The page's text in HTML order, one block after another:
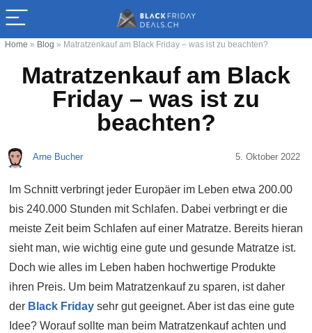
Home » Blog » Matratzenkauf am Black Friday – was ist zu beachten?
Matratzenkauf am Black
Friday – was ist zu
beachten?
Arne Bucher 5. Oktober 2022
Im Schnitt verbringt jeder Europäer im Leben etwa 200.00
bis 240.000 Stunden mit Schlafen. Dabei verbringt er die
meiste Zeit beim Schlafen auf einer Matratze. Bereits hieran
sieht man, wie wichtig eine gute und gesunde Matratze ist.
Doch wie alles im Leben haben hochwertige Produkte
ihren Preis. Um beim Matratzenkauf zu sparen, ist daher
der Black Friday sehr gut geeignet. Aber ist das eine gute
Idee? Worauf sollte man beim Matratzenkauf achten und